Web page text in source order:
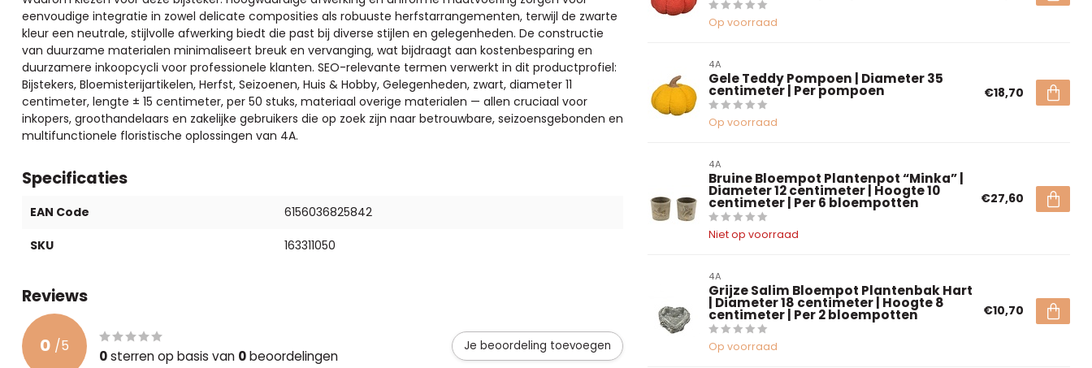
eenvoudige integratie in zowel delicate composities als robuuste herfstarrangementen, terwijl de zwarte
kleur een neutrale, stijlvolle afwerking biedt die past bij diverse stijlen en gelegenheden. De constructie
van duurzame materialen minimaliseert breuk en vervanging, wat bijdraagt aan kostenbesparing en
duurzamere inkoopcycli voor professionele klanten. SEO-relevante termen verwerkt in dit productprofiel:
Bijstekers, Bloemisterijartikelen, Herfst, Seizoenen, Huis & Hobby, Gelegenheden, zwart, diameter 11
centimeter, lengte ± 15 centimeter, per 50 stuks, materiaal overige materialen — allen cruciaal voor
inkopers, groothandelaars en zakelijke gebruikers die op zoek zijn naar betrouwbare, seizoensgebonden en
multifunctionele floristische oplossingen van 4A.
Specificaties
EAN Code 6156036825842
SKU 163311050
Reviews
0 /5
0sterren op basis van 0beoordelingen
Je beoordeling toevoegen
Op voorraad
4A
Gele Teddy Pompoen | Diameter 35
centimeter | Per pompoen
Op voorraad
€18,70
4A
Bruine Bloempot Plantenpot “Minka” |
Diameter 12 centimeter | Hoogte 10
centimeter | Per 6 bloempotten
Niet op voorraad
€27,60
4A
Grijze Salim Bloempot Plantenbak Hart
| Diameter 18 centimeter | Hoogte 8
centimeter | Per 2 bloempotten
Op voorraad
€10,70